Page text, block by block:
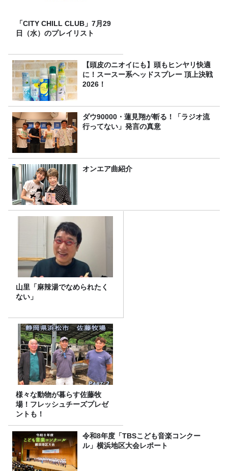
「CITY CHILL CLUB」7月29
日（水）のプレイリスト
【頭皮のニオイにも】頭もヒンヤリ快適
に！スースー系ヘッドスプレー 頂上決戦
2026！
ダウ90000・蓮見翔が斬る！「ラジオ流
行ってない」発言の真意
オンエア曲紹介
山里「麻辣湯でなめられたく
ない」
様々な動物が暮らす佐藤牧
場！フレッシュチーズプレゼ
ントも！
令和8年度「TBSこども音楽コンクー
ル」横浜地区大会レポート